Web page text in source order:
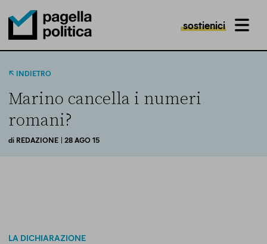
Pagella Politica Logo
sostienici MENU
INDIETRO
Marino cancella i numeri
romani?
di REDAZIONE | 28 AGO 15
LA DICHIARAZIONE